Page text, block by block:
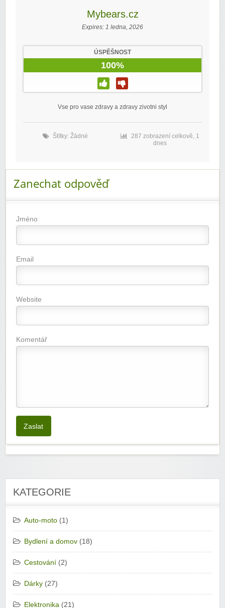
Mybears.cz
Expires: 1 ledna, 2026
ÚSPĚŠNOST
100%
Vse pro vase zdravy a zdravy zivotni styl
Štítky: Žádné
287 zobrazení celkově, 1
dnes
Zanechat odpověď
Jméno
Email
Website
Komentář
Zaslat
KATEGORIE
Auto-moto (1)
Bydlení a domov (18)
Cestování (2)
Dárky (27)
Elektronika (21)